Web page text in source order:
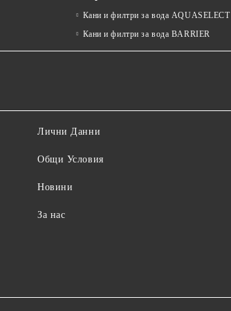
Кани и филтри за вода AQUASELECT
Кани и филтри за вода BARRIER
Лични Данни
Общи Условия
Новини
За нас